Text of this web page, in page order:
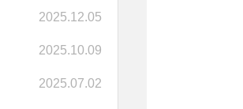
2025.12.05
2025.10.09
2025.07.02